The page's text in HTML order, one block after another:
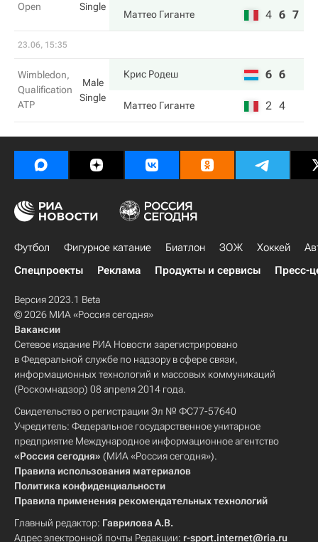
Open
Single
Маттео Гиганте 4 6 7
23.06, 15:35
Wimbledon,
Qualification
ATP
Male
Single
Крис Родеш 6 6
Маттео Гиганте 2 4
Футбол Фигурное катание Биатлон ЗОЖ Хоккей
Спецпроекты
Реклама Продукты и сервисы Пресс-
Версия 2023.1 Beta
© 2026 МИА «Россия сегодня»
Вакансии
Сетевое издание РИА Новости зарегистрировано
в Федеральной службе по надзору в сфере связи,
информационных технологий и массовых коммуникаций
(Роскомнадзор) 08 апреля 2014 года.
Свидетельство о регистрации Эл № ФС77-57640
Учредитель: Федеральное государственное унитарное
предприятие Международное информационное агентство
«Россия сегодня» (МИА «Россия сегодня»).
Правила использования материалов
Политика конфиденциальности
Правила применения рекомендательных технологий
Главный редактор: Гаврилова А.В.
Адрес электронной почты Редакции: r-sport.internet@ria.ru